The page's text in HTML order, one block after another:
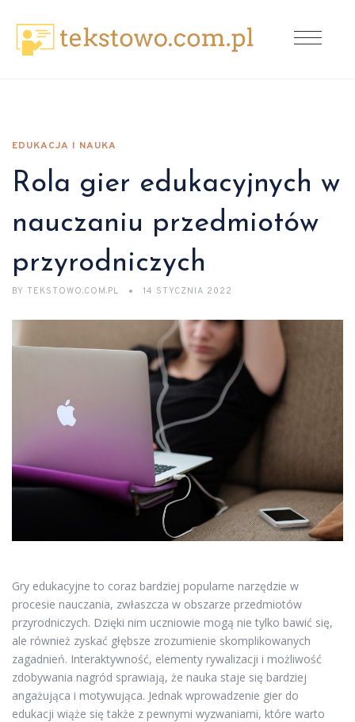
EDUKACJA I NAUKA
Rola gier edukacyjnych w
nauczaniu przedmiotów
przyrodniczych
BY TEKSTOWO.COM.PL 14 STYCZNIA 2022
Gry edukacyjne to coraz bardziej popularne narzędzie w
procesie nauczania, zwłaszcza w obszarze przedmiotów
przyrodniczych. Dzięki nim uczniowie mogą nie tylko bawić się,
ale również zyskać głębsze zrozumienie skomplikowanych
zagadnień. Interaktywność, elementy rywalizacji i możliwość
zdobywania nagród sprawiają, że nauka staje się bardziej
angażująca i motywująca. Jednak wprowadzenie gier do
edukacji wiąże się także z pewnymi wyzwaniami, które warto